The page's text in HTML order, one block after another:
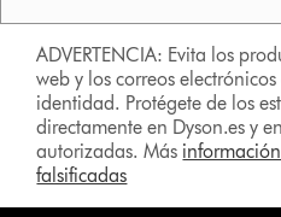
ADVERTENCIA: Evita los
web y los correos
identidad. Protégete de los
directamente en Dyson.es y
autorizadas. Más
falsificadas